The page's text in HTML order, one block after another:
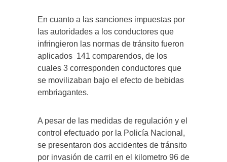
En cuanto a las sanciones impuestas por
las autoridades a los conductores que
infringieron las normas de tránsito fueron
aplicados 141 comparendos, de los
cuales 3 corresponden conductores que
se movilizaban bajo el efecto de bebidas
embriagantes.
A pesar de las medidas de regulación y el
control efectuado por la Policía Nacional,
se presentaron dos accidentes de tránsito
por invasión de carril en el kilometro 96 de